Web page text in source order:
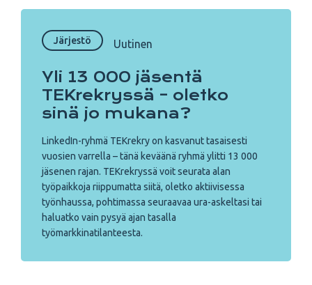
Järjestö Uutinen
Yli 13 000 jäsentä
TEKrekryssä – oletko
sinä jo mukana?
LinkedIn-ryhmä TEKrekry on kasvanut tasaisesti
vuosien varrella – tänä keväänä ryhmä ylitti 13 000
jäsenen rajan. TEKrekryssä voit seurata alan
työpaikkoja riippumatta siitä, oletko aktiivisessa
työnhaussa, pohtimassa seuraavaa ura-askeltasi tai
haluatko vain pysyä ajan tasalla
työmarkkinatilanteesta.